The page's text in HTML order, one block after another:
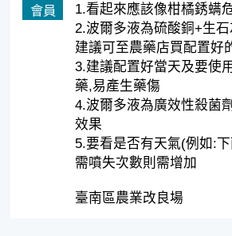
會員
1.看起來應該像柑橘銹螨
2.波爾多液為硫酸銅+生
建議可至農藥店買配置好
3.建議配置好當天及要使
藥,易產生藥傷
4.波爾多液為廣效性殺菌
效果
5.要看是否有天氣(例如:
需噴失次數則需增加
臺南區農業改良場